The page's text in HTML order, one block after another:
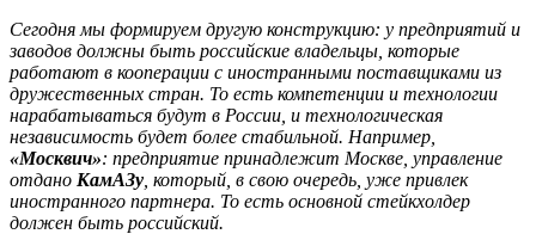
Сегодня мы формируем другую конструкцию: у предприятий и
заводов должны быть российские владельцы, которые
работают в кооперации с иностранными поставщиками из
дружественных стран. То есть компетенции и технологии
нарабатываться будут в России, и технологическая
независимость будет более стабильной. Например,
«Москвич»: предприятие принадлежит Москве, управление
отдано КамАЗу , который, в свою очередь, уже привлек
иностранного партнера. То есть основной стейкхолдер
должен быть российский.